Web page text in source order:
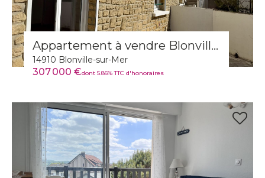
Appartement à vendre Blonville-sur-Mer
14910 Blonville-sur-Mer
307 000 €dont 5.86% TTC d'honoraires